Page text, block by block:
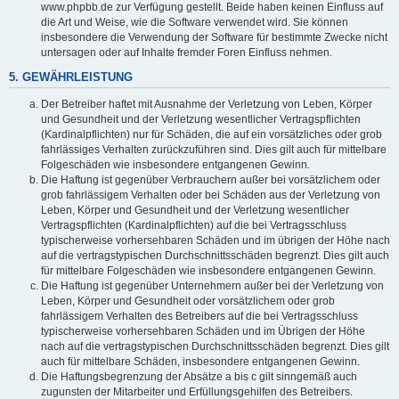
www.phpbb.de zur Verfügung gestellt. Beide haben keinen Einfluss auf
die Art und Weise, wie die Software verwendet wird. Sie können
insbesondere die Verwendung der Software für bestimmte Zwecke nicht
untersagen oder auf Inhalte fremder Foren Einfluss nehmen.
5. GEWÄHRLEISTUNG
Der Betreiber haftet mit Ausnahme der Verletzung von Leben, Körper
und Gesundheit und der Verletzung wesentlicher Vertragspflichten
(Kardinalpflichten) nur für Schäden, die auf ein vorsätzliches oder grob
fahrlässiges Verhalten zurückzuführen sind. Dies gilt auch für mittelbare
Folgeschäden wie insbesondere entgangenen Gewinn.
Die Haftung ist gegenüber Verbrauchern außer bei vorsätzlichem oder
grob fahrlässigem Verhalten oder bei Schäden aus der Verletzung von
Leben, Körper und Gesundheit und der Verletzung wesentlicher
Vertragspflichten (Kardinalpflichten) auf die bei Vertragsschluss
typischerweise vorhersehbaren Schäden und im übrigen der Höhe nach
auf die vertragstypischen Durchschnittsschäden begrenzt. Dies gilt auch
für mittelbare Folgeschäden wie insbesondere entgangenen Gewinn.
Die Haftung ist gegenüber Unternehmern außer bei der Verletzung von
Leben, Körper und Gesundheit oder vorsätzlichem oder grob
fahrlässigem Verhalten des Betreibers auf die bei Vertragsschluss
typischerweise vorhersehbaren Schäden und im Übrigen der Höhe
nach auf die vertragstypischen Durchschnittsschäden begrenzt. Dies gilt
auch für mittelbare Schäden, insbesondere entgangenen Gewinn.
Die Haftungsbegrenzung der Absätze a bis c gilt sinngemäß auch
zugunsten der Mitarbeiter und Erfüllungsgehilfen des Betreibers.